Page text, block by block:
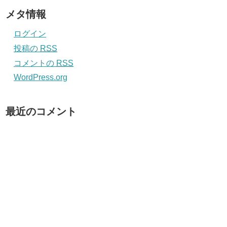
メタ情報
ログイン
投稿の RSS
コメントの RSS
WordPress.org
最近のコメント